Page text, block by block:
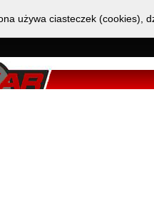
używa ciasteczek (cookies),